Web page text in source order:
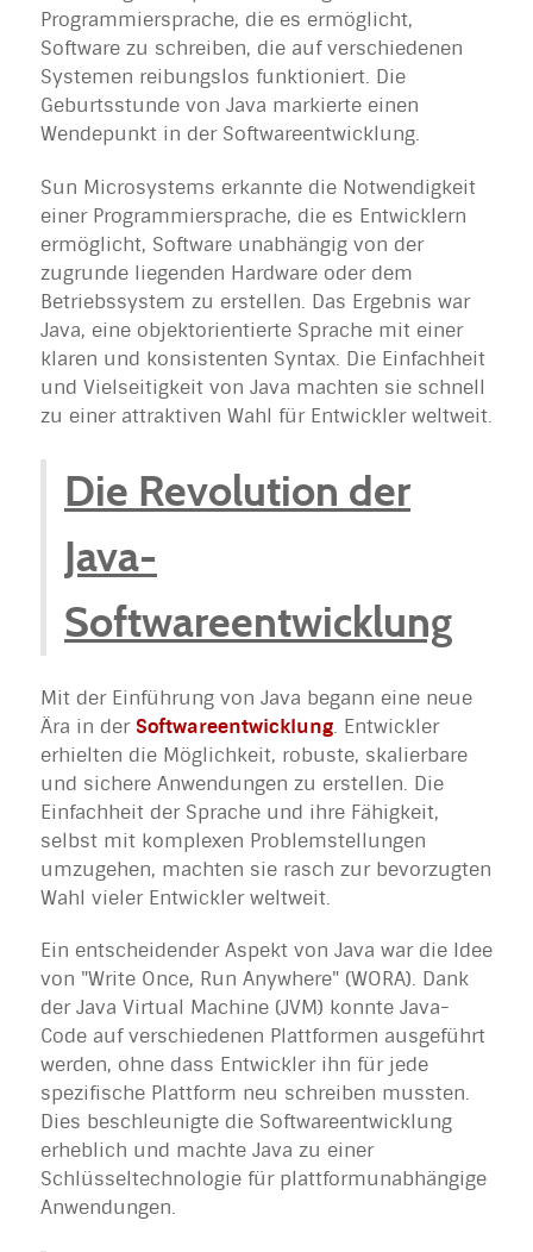
Programmiersprache, die es ermöglicht,
Software zu schreiben, die auf verschiedenen
Systemen reibungslos funktioniert. Die
Geburtsstunde von Java markierte einen
Wendepunkt in der Softwareentwicklung.
Sun Microsystems erkannte die Notwendigkeit
einer Programmiersprache, die es Entwicklern
ermöglicht, Software unabhängig von der
zugrunde liegenden Hardware oder dem
Betriebssystem zu erstellen. Das Ergebnis war
Java, eine objektorientierte Sprache mit einer
klaren und konsistenten Syntax. Die Einfachheit
und Vielseitigkeit von Java machten sie schnell
zu einer attraktiven Wahl für Entwickler weltweit.
Die Revolution der
Java-
Softwareentwicklung
Mit der Einführung von Java begann eine neue
Ära in derSoftwareentwicklung. Entwickler
erhielten die Möglichkeit, robuste, skalierbare
und sichere Anwendungen zu erstellen. Die
Einfachheit der Sprache und ihre Fähigkeit,
selbst mit komplexen Problemstellungen
umzugehen, machten sie rasch zur bevorzugten
Wahl vieler Entwickler weltweit.
Ein entscheidender Aspekt von Java war die Idee
von "Write Once, Run Anywhere" (WORA). Dank
der Java Virtual Machine (JVM) konnte Java-
Code auf verschiedenen Plattformen ausgeführt
werden, ohne dass Entwickler ihn für jede
spezifische Plattform neu schreiben mussten.
Dies beschleunigte die Softwareentwicklung
erheblich und machte Java zu einer
Schlüsseltechnologie für plattformunabhängige
Anwendungen.